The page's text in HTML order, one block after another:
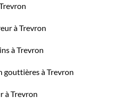
à Trevron
à Trevron
gouttières à Trevron
à Trevron